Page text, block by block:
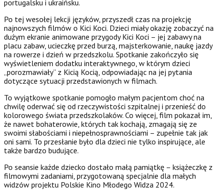
portugalsku i ukraińsku.
Po tej wesołej lekcji języków, przyszedł czas na projekcję
najnowszych filmów o Kici Koci. Dzieci miały okazję zobaczyć na
dużym ekranie animowane przygody Kici Koci – jej zabawy na
placu zabaw, ucieczkę przed burzą, majsterkowanie, naukę jazdy
na rowerze i dzień w przedszkolu. Spotkanie zakończyło się
wyświetleniem dodatku interaktywnego, w którym dzieci
„porozmawiały” z Kicią Kocią, odpowiadając na jej pytania
dotyczące sytuacji przedstawionych w filmach.
To wyjątkowe spotkanie pomogło małym pacjentom choć na
chwilę oderwać się od rzeczywistości szpitalnej i przenieść do
kolorowego świata przedszkolaków. Co więcej, film pokazał im,
że nawet bohaterowie, których tak kochają, zmagają się ze
swoimi słabościami i niepełnosprawnościami – zupełnie tak jak
oni sami. To przesłanie było dla dzieci nie tylko inspirujące, ale
także bardzo budujące.
Po seansie każde dziecko dostało małą pamiątkę – książeczkę z
filmowymi zadaniami, przygotowaną specjalnie dla małych
widzów projektu Polskie Kino Młodego Widza 2024.